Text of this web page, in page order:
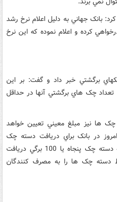
بانک جهاني به دليل اعلام نرخ رشد
کرده و اعلام نموده که اين نرخ
برگشتي خبر داد و گفت: بر اين
تعداد چک هاي برگشتي آنها در حداقل
چک ها نيز مبلغ معيني تعيين خواهد
در بانک براي دريافت دسته چک
حساب باز مي کند دليل ندارد که دسته چک پنجاه يا 100 برگي دريافت
دسته چک ها را به مصرف کنندگان